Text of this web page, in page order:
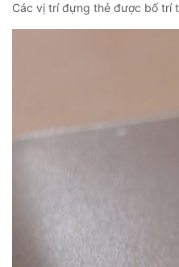
Các vị trí đựng thẻ được bố trí